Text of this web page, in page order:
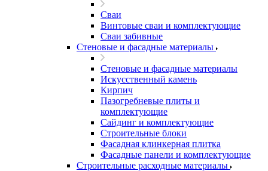
Сваи
Винтовые сваи и комплектующие
Сваи забивные
Стеновые и фасадные материалы
Стеновые и фасадные материалы
Искусственный камень
Кирпич
Пазогребневые плиты и
комплектующие
Сайдинг и комплектующие
Строительные блоки
Фасадная клинкерная плитка
Фасадные панели и комплектующие
Строительные расходные материалы